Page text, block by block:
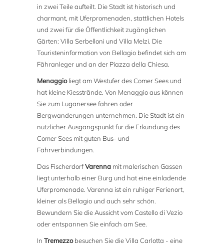
in zwei Teile aufteilt. Die Stadt ist historisch und
charmant, mit Uferpromenaden, stattlichen Hotels
und zwei für die Öffentlichkeit zugänglichen
Gärten: Villa Serbelloni und Villa Melzi. Die
Touristeninformation von Bellagio befindet sich am
Fähranleger und an der Piazza della Chiesa.
Menaggioliegt am Westufer des Comer Sees und
hat kleine Kiesstrände. Von Menaggio aus können
Sie zum Luganersee fahren oder
Bergwanderungen unternehmen. Die Stadt ist ein
nützlicher Ausgangspunkt für die Erkundung des
Comer Sees mit guten Bus- und
Fährverbindungen.
Das FischerdorfVarenna mit malerischen Gassen
liegt unterhalb einer Burg und hat eine einladende
Uferpromenade. Varenna ist ein ruhiger Ferienort,
kleiner als Bellagio und auch sehr schön.
Bewundern Sie die Aussicht vom Castello di Vezio
oder entspannen Sie einfach am See.
In Tremezzobesuchen Sie die Villa Carlotta - eine